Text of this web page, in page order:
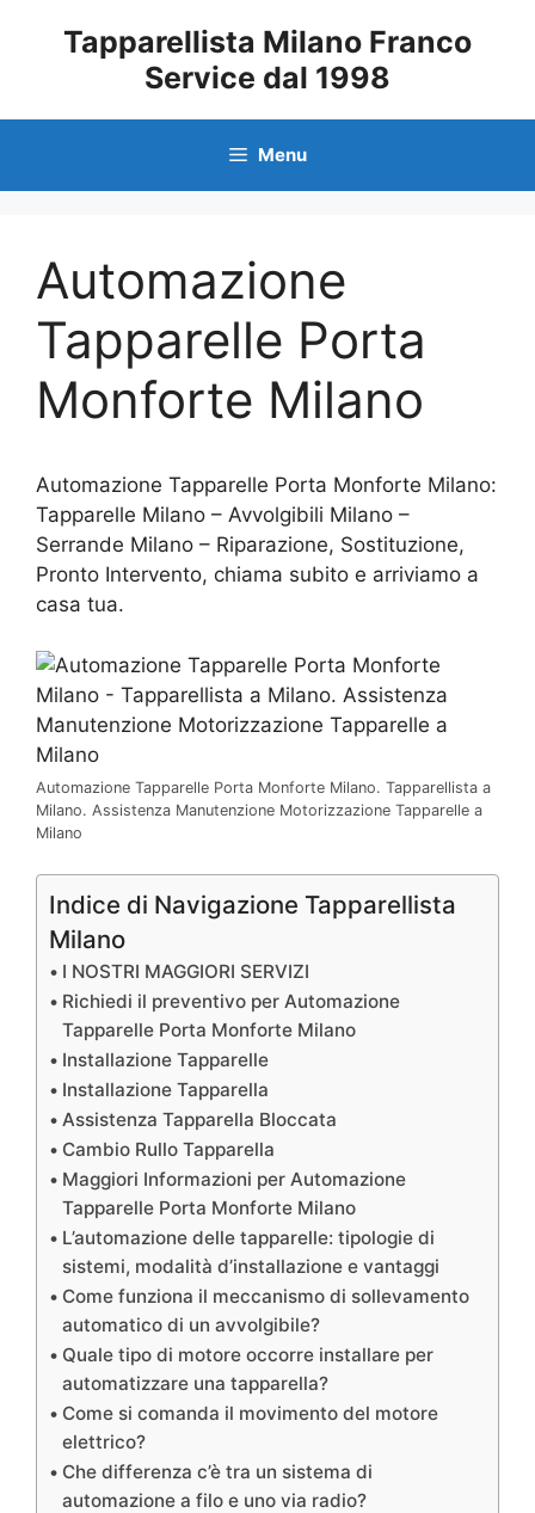
Tapparellista Milano Franco
Service dal 1998
Menu
Automazione
Tapparelle Porta
Monforte Milano
Automazione Tapparelle Porta Monforte Milano:
Tapparelle Milano – Avvolgibili Milano –
Serrande Milano – Riparazione, Sostituzione,
Pronto Intervento, chiama subito e arriviamo a
casa tua.
Automazione Tapparelle Porta Monforte Milano. Tapparellista a
Milano. Assistenza Manutenzione Motorizzazione Tapparelle a
Milano
Indice di Navigazione Tapparellista
Milano
I NOSTRI MAGGIORI SERVIZI
Richiedi il preventivo per Automazione
Tapparelle Porta Monforte Milano
Installazione Tapparelle
Installazione Tapparella
Assistenza Tapparella Bloccata
Cambio Rullo Tapparella
Maggiori Informazioni per Automazione
Tapparelle Porta Monforte Milano
L’automazione delle tapparelle: tipologie di
sistemi, modalità d’installazione e vantaggi
Come funziona il meccanismo di sollevamento
automatico di un avvolgibile?
Quale tipo di motore occorre installare per
automatizzare una tapparella?
Come si comanda il movimento del motore
elettrico?
Che differenza c’è tra un sistema di
automazione a filo e uno via radio?